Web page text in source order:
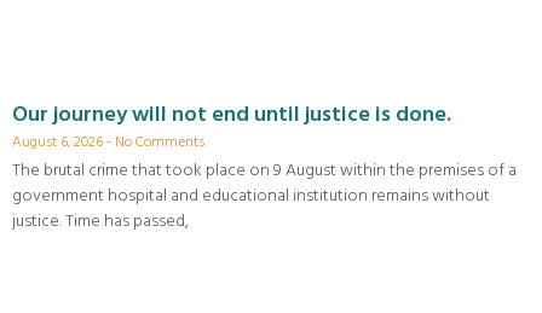
Our journey will not end until justice is done.
August 6, 2026 No Comments
The brutal crime that took place on 9 August within the premises of a
government hospital and educational institution remains without
justice. Time has passed,